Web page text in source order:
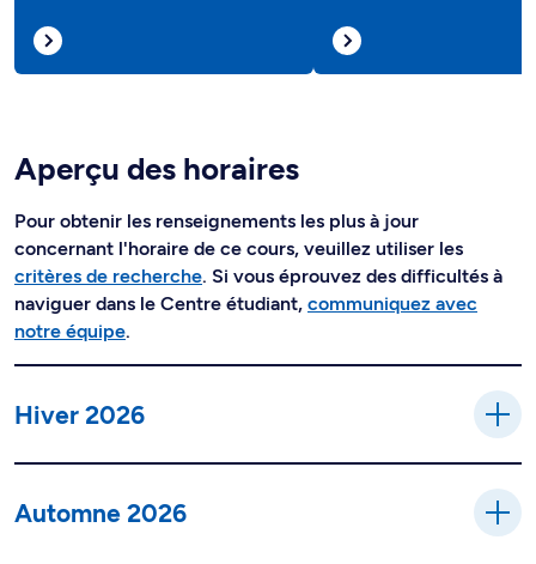
Aperçu des horaires
Pour obtenir les renseignements les plus à jour
concernant l'horaire de ce cours, veuillez utiliser les
critères de recherche. Si vous éprouvez des difficultés à
naviguer dans le Centre étudiant, communiquez avec
notre équipe.
Hiver 2026
Automne 2026